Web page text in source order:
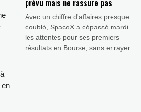
en
prévu mais ne rassure pas
Avec un chiffre d'affaires presque
doublé, SpaceX a dépassé mardi
les attentes pour ses premiers
résultats en Bourse, sans enrayer